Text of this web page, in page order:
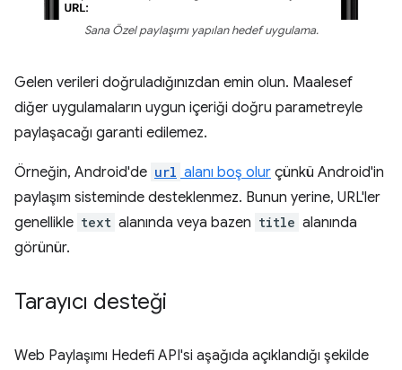
Sana Özel paylaşımı yapılan hedef uygulama.
Gelen verileri doğruladığınızdan emin olun. Maalesef
diğer uygulamaların uygun içeriği doğru parametreyle
paylaşacağı garanti edilemez.
Örneğin, Android'de url alanı boş olur çünkü Android'in
paylaşım sisteminde desteklenmez. Bunun yerine, URL'ler
genellikle text alanında veya bazen title alanında
görünür.
Tarayıcı desteği
Web Paylaşımı Hedefi API'si aşağıda açıklandığı şekilde